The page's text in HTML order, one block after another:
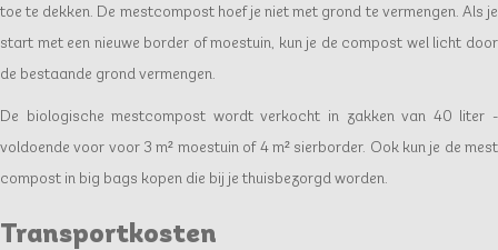
toe te dekken. De mestcompost hoef je niet met grond te vermengen. Als je
start met een nieuwe border of moestuin, kun je de compost wel licht door
de bestaande grond vermengen.
De biologische mestcompost wordt verkocht in zakken van 40 liter -
voldoende voor voor 3 m² moestuin of 4 m² sierborder. Ook kun je de mest
compost in big bags kopen die bij je thuisbezorgd worden.
Transportkosten